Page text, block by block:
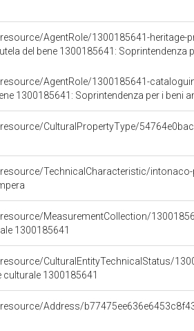
AgentRole/1300185641-heritage-
del bene 1300185641:
AgentRole/1300185641-
1300185641: Soprintendenza per i
CulturalPropertyType/
TechnicalCharacteristic/intonaco-
MeasurementCollection/
1300185641
CulturalEntityTechnicalStatus/
1300185641
Address/